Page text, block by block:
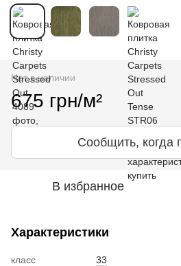
Нет в наличии
675 грн/м²
Сообщить, когда
В избранное
Характеристики
класс
33